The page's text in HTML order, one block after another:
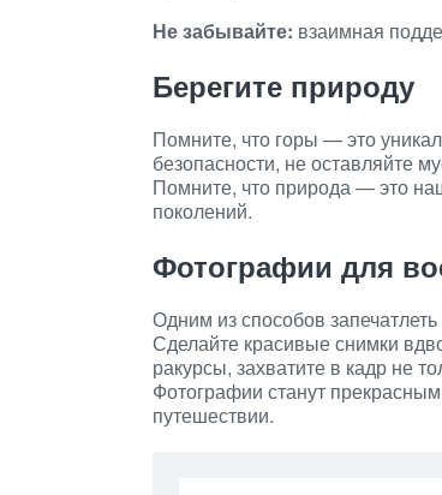
Не забывайте: взаимная
Берегите природу
Помните, что горы — это
безопасности, не оставляйте
Помните, что природа — это
поколений.
Фотографии для
Одним из способов
Сделайте красивые снимки
ракурсы, захватите в кадр не
Фотографии станут
путешествии.